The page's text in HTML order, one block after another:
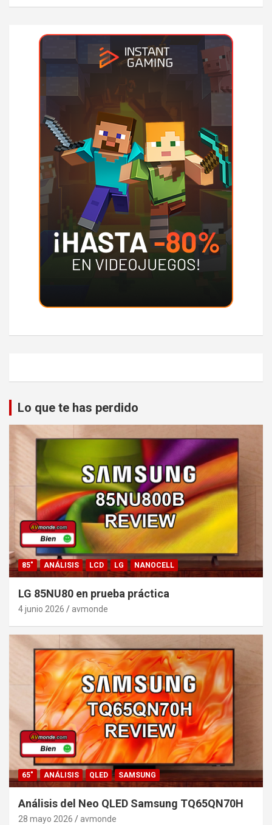
Lo que te has perdido
85" ANÁLISIS LCD LG NANOCELL
LG 85NU80 en prueba práctica
4 junio 2026 avmonde
65" ANÁLISIS QLED SAMSUNG
Análisis del Neo QLED Samsung TQ65QN70H
28 mayo 2026 avmonde